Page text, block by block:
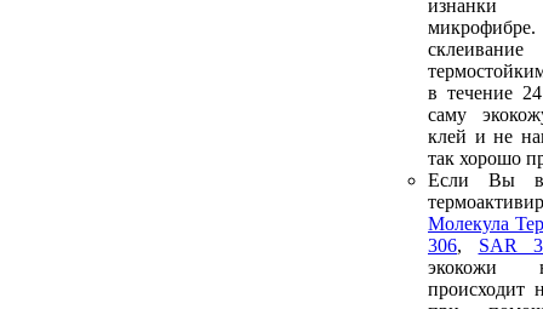
в течение
саму
клей и не
так хорошо
Если Вы
Молекула
306, SAR
экокожи
происходит